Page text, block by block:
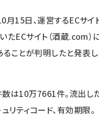
15日、運営するECサイ
たECサイト（酒蔵.com
ことが判明したと発表し
は10万7661件。流出し
リティコード、有効期限。